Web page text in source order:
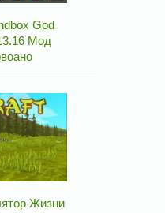
God
Мод
Жизни